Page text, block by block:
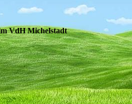
VdH Michelstadt